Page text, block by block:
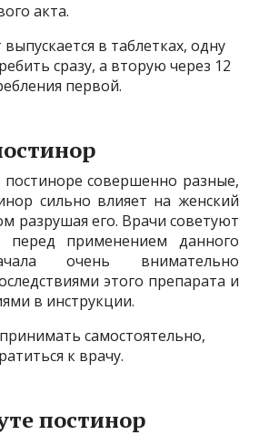
акта.
в таблетках, одну
сразу, а вторую через 12
первой.
совершенно разные,
сильно влияет на женский
разрушая его. Врачи советуют
применением данного
очень внимательно
этого препарата и
в инструкции.
самостоятельно,
к врачу.
постинор